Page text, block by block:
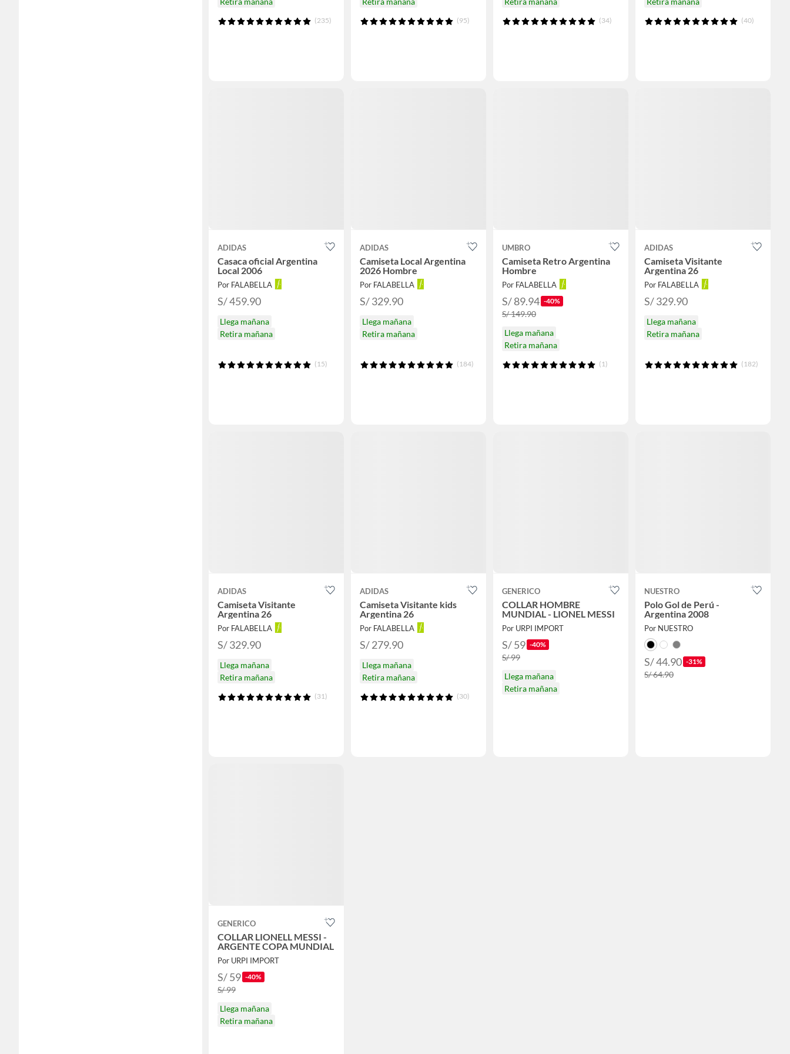
(235) (95) (34) (40)
ADIDAS
Casaca oficial Argentina
Local 2006
Por FALABELLA
S/ 459.90
Llega mañana
Retira mañana
(15)
ADIDAS
Camiseta Local Argentina
2026 Hombre
Por FALABELLA
S/ 329.90
Llega mañana
Retira mañana
(184)
UMBRO
Camiseta Retro Argentina
Hombre
Por FALABELLA
S/ 89.94 -40%
S/ 149.90
Llega mañana
Retira mañana
(1)
ADIDAS
Camiseta Visitante
Argentina 26
Por FALABELLA
S/ 329.90
Llega mañana
Retira mañana
(182)
ADIDAS
Camiseta Visitante
Argentina 26
Por FALABELLA
S/ 329.90
Llega mañana
Retira mañana
(31)
ADIDAS
Camiseta Visitante kids
Argentina 26
Por FALABELLA
S/ 279.90
Llega mañana
Retira mañana
(30)
GENERICO
COLLAR HOMBRE
MUNDIAL - LIONEL MESSI
Por URPI IMPORT
S/ 59 -40%
S/ 99
Llega mañana
Retira mañana
NUESTRO
Polo Gol de Perú -
Argentina 2008
Por NUESTRO
S/ 44.90 -31%
S/ 64.90
GENERICO
COLLAR LIONELL MESSI -
ARGENTE COPA MUNDIAL
Por URPI IMPORT
S/ 59 -40%
S/ 99
Llega mañana
Retira mañana